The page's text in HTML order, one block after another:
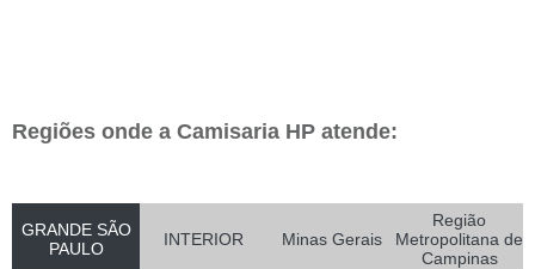
Regiões onde a Camisaria HP atende:
GRANDE SÃO
PAULO
INTERIOR Minas Gerais
Região
Metropolitana de
Campinas